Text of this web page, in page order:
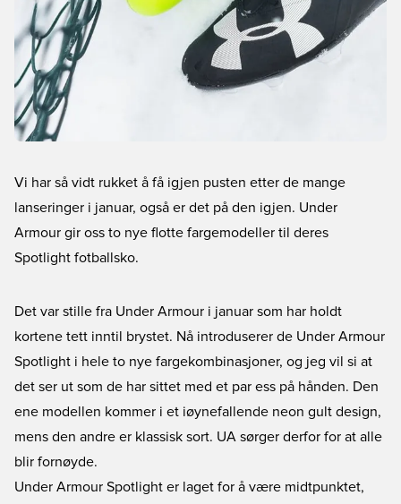
Vi har så vidt rukket å få igjen pusten etter de mange
lanseringer i januar, også er det på den igjen. Under
Armour gir oss to nye flotte fargemodeller til deres
Spotlight fotballsko.
Det var stille fra Under Armour i januar som har holdt
kortene tett inntil brystet. Nå introduserer de Under Armour
Spotlight i hele to nye fargekombinasjoner, og jeg vil si at
det ser ut som de har sittet med et par ess på hånden. Den
ene modellen kommer i et iøynefallende neon gult design,
mens den andre er klassisk sort. UA sørger derfor for at alle
blir fornøyde.
Under Armour Spotlight er laget for å være midtpunktet,